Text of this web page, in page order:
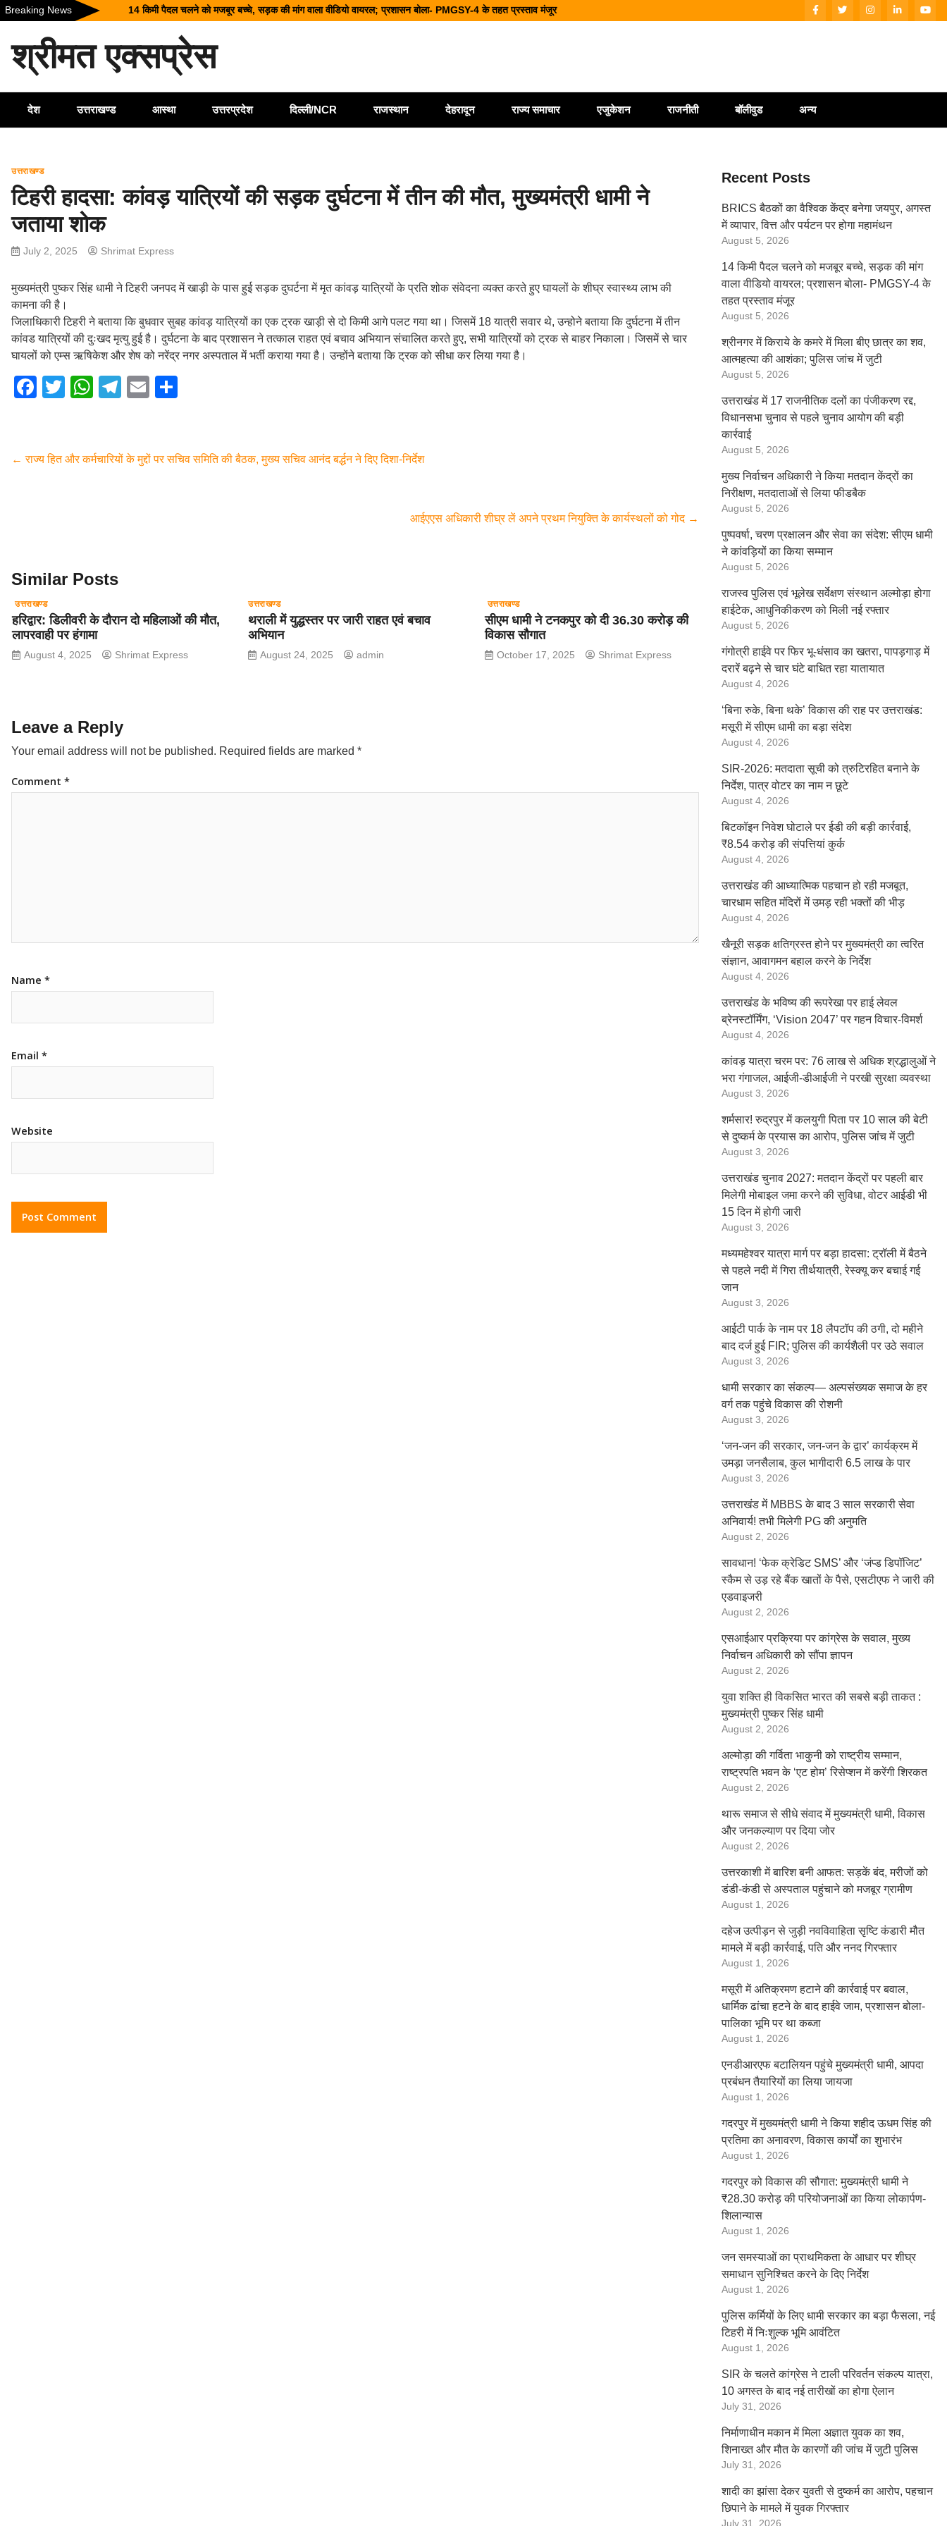
Skip
to
Breaking News
श्रीनगर में किराये के कमरे में मिला बीए छात्र का शव, आत्महत्या की आशंका; पुलिस जांच में जुटी
उत्तराखंड में 17 राजनीतिक दलों का पंजीकरण रद्द, विधानसभा चुनाव से पहले चुनाव आयोग की बड़ी कार्रवाई
मुख्य निर्वाचन अधिकारी ने किया मतदान केंद्रों का निरीक्षण, मतदाताओं से लिया फीडबैक
BRICS बैठकों का वैश्विक केंद्र बनेगा जयपुर, अगस्त में व्यापार, वित्त और पर्यटन पर होगा महामंथन
श्रीमत एक्सप्रेस
देश उत्तराखण्ड आस्था उत्तरप्रदेश दिल्ली/NCR राजस्थान देहरादून राज्य समाचार एजुकेशन राजनीती बॉलीवुड अन्य
उत्तराखण्ड
टिहरी हादसा: कांवड़ यात्रियों की सड़क दुर्घटना में तीन की मौत, मुख्यमंत्री धामी ने
जताया शोक
July 2, 2025 Shrimat Express
मुख्यमंत्री पुष्कर सिंह धामी ने टिहरी जनपद में खाड़ी के पास हुई सड़क दुघर्टना में मृत कांवड़ यात्रियों के प्रति शोक संवेदना व्यक्त करते हुए घायलों के शीघ्र स्वास्थ्य लाभ की
कामना की है।
जिलाधिकारी टिहरी ने बताया कि बुधवार सुबह कांवड़ यात्रियों का एक ट्रक खाड़ी से दो किमी आगे पलट गया था। जिसमें 18 यात्री सवार थे, उन्होने बताया कि दुर्घटना में तीन
कांवड यात्रियों की दुःखद मृत्यु हुई है। दुर्घटना के बाद प्रशासन ने तत्काल राहत एवं बचाव अभियान संचालित करते हुए, सभी यात्रियों को ट्रक से बाहर निकाला। जिसमें से चार
घायलों को एम्स ऋषिकेश और शेष को नरेंद्र नगर अस्पताल में भर्ती कराया गया है। उन्होंने बताया कि ट्रक को सीधा कर लिया गया है।
F
e
T
er
W
s
T
gr
E
e
← राज्य हित और कर्मचारियों के मुद्दों पर सचिव समिति की बैठक, मुख्य सचिव आनंद बर्द्धन ने दिए दिशा-निर्देश
आईएएस अधिकारी शीघ्र लें अपने प्रथम नियुक्ति के कार्यस्थलों को गोद →
Similar Posts
उत्तराखण्ड
हरिद्वार: डिलीवरी के दौरान दो महिलाओं की मौत,
लापरवाही पर हंगामा
August 4, 2025 Shrimat Express
उत्तराखण्ड
थराली में युद्धस्तर पर जारी राहत एवं बचाव
अभियान
August 24, 2025 admin
उत्तराखण्ड
सीएम धामी ने टनकपुर को दी 36.30 करोड़ की
विकास सौगात
October 17, 2025 Shrimat Express
Leave a Reply
Your email address will not be published. Required fields are marked *
Comment *
Name *
Email *
Website
Recent Posts
BRICS बैठकों का वैश्विक केंद्र बनेगा जयपुर, अगस्त
में व्यापार, वित्त और पर्यटन पर होगा महामंथन
August 5, 2026
14 किमी पैदल चलने को मजबूर बच्चे, सड़क की मांग
वाला वीडियो वायरल; प्रशासन बोला- PMGSY-4 के
तहत प्रस्ताव मंजूर
August 5, 2026
श्रीनगर में किराये के कमरे में मिला बीए छात्र का शव,
आत्महत्या की आशंका; पुलिस जांच में जुटी
August 5, 2026
उत्तराखंड में 17 राजनीतिक दलों का पंजीकरण रद्द,
विधानसभा चुनाव से पहले चुनाव आयोग की बड़ी
कार्रवाई
August 5, 2026
मुख्य निर्वाचन अधिकारी ने किया मतदान केंद्रों का
निरीक्षण, मतदाताओं से लिया फीडबैक
August 5, 2026
पुष्पवर्षा, चरण प्रक्षालन और सेवा का संदेश: सीएम धामी
ने कांवड़ियों का किया सम्मान
August 5, 2026
राजस्व पुलिस एवं भूलेख सर्वेक्षण संस्थान अल्मोड़ा होगा
हाईटेक, आधुनिकीकरण को मिली नई रफ्तार
August 5, 2026
गंगोत्री हाईवे पर फिर भू-धंसाव का खतरा, पापड़गाड़ में
दरारें बढ़ने से चार घंटे बाधित रहा यातायात
August 4, 2026
‘बिना रुके, बिना थके’ विकास की राह पर उत्तराखंड:
मसूरी में सीएम धामी का बड़ा संदेश
August 4, 2026
SIR-2026: मतदाता सूची को त्रुटिरहित बनाने के
निर्देश, पात्र वोटर का नाम न छूटे
August 4, 2026
बिटकॉइन निवेश घोटाले पर ईडी की बड़ी कार्रवाई,
₹8.54 करोड़ की संपत्तियां कुर्क
August 4, 2026
उत्तराखंड की आध्यात्मिक पहचान हो रही मजबूत,
चारधाम सहित मंदिरों में उमड़ रही भक्तों की भीड़
August 4, 2026
खैनूरी सड़क क्षतिग्रस्त होने पर मुख्यमंत्री का त्वरित
संज्ञान, आवागमन बहाल करने के निर्देश
August 4, 2026
उत्तराखंड के भविष्य की रूपरेखा पर हाई लेवल
ब्रेनस्टॉर्मिंग, ‘Vision 2047’ पर गहन विचार-विमर्श
August 4, 2026
कांवड़ यात्रा चरम पर: 76 लाख से अधिक श्रद्धालुओं ने
भरा गंगाजल, आईजी-डीआईजी ने परखी सुरक्षा व्यवस्था
August 3, 2026
शर्मसार! रुद्रपुर में कलयुगी पिता पर 10 साल की बेटी
से दुष्कर्म के प्रयास का आरोप, पुलिस जांच में जुटी
August 3, 2026
उत्तराखंड चुनाव 2027: मतदान केंद्रों पर पहली बार
मिलेगी मोबाइल जमा करने की सुविधा, वोटर आईडी भी
15 दिन में होगी जारी
August 3, 2026
मध्यमहेश्वर यात्रा मार्ग पर बड़ा हादसा: ट्रॉली में बैठने
से पहले नदी में गिरा तीर्थयात्री, रेस्क्यू कर बचाई गई
जान
August 3, 2026
आईटी पार्क के नाम पर 18 लैपटॉप की ठगी, दो महीने
बाद दर्ज हुई FIR; पुलिस की कार्यशैली पर उठे सवाल
August 3, 2026
धामी सरकार का संकल्प— अल्पसंख्यक समाज के हर
वर्ग तक पहुंचे विकास की रोशनी
August 3, 2026
‘जन-जन की सरकार, जन-जन के द्वार’ कार्यक्रम में
उमड़ा जनसैलाब, कुल भागीदारी 6.5 लाख के पार
August 3, 2026
उत्तराखंड में MBBS के बाद 3 साल सरकारी सेवा
अनिवार्य! तभी मिलेगी PG की अनुमति
August 2, 2026
सावधान! ‘फेक क्रेडिट SMS’ और ‘जंप्ड डिपॉजिट’
स्कैम से उड़ रहे बैंक खातों के पैसे, एसटीएफ ने जारी की
एडवाइजरी
August 2, 2026
एसआईआर प्रक्रिया पर कांग्रेस के सवाल, मुख्य
निर्वाचन अधिकारी को सौंपा ज्ञापन
August 2, 2026
युवा शक्ति ही विकसित भारत की सबसे बड़ी ताकत :
मुख्यमंत्री पुष्कर सिंह धामी
August 2, 2026
अल्मोड़ा की गर्विता भाकुनी को राष्ट्रीय सम्मान,
राष्ट्रपति भवन के ‘एट होम’ रिसेप्शन में करेंगी शिरकत
August 2, 2026
थारू समाज से सीधे संवाद में मुख्यमंत्री धामी, विकास
और जनकल्याण पर दिया जोर
August 2, 2026
उत्तरकाशी में बारिश बनी आफत: सड़कें बंद, मरीजों को
डंडी-कंडी से अस्पताल पहुंचाने को मजबूर ग्रामीण
August 1, 2026
दहेज उत्पीड़न से जुड़ी नवविवाहिता सृष्टि कंडारी मौत
मामले में बड़ी कार्रवाई, पति और ननद गिरफ्तार
August 1, 2026
मसूरी में अतिक्रमण हटाने की कार्रवाई पर बवाल,
धार्मिक ढांचा हटने के बाद हाईवे जाम, प्रशासन बोला-
पालिका भूमि पर था कब्जा
August 1, 2026
एनडीआरएफ बटालियन पहुंचे मुख्यमंत्री धामी, आपदा
प्रबंधन तैयारियों का लिया जायजा
August 1, 2026
गदरपुर में मुख्यमंत्री धामी ने किया शहीद ऊधम सिंह की
प्रतिमा का अनावरण, विकास कार्यों का शुभारंभ
August 1, 2026
गदरपुर को विकास की सौगात: मुख्यमंत्री धामी ने
₹28.30 करोड़ की परियोजनाओं का किया लोकार्पण-
शिलान्यास
August 1, 2026
जन समस्याओं का प्राथमिकता के आधार पर शीघ्र
समाधान सुनिश्चित करने के दिए निर्देश
August 1, 2026
पुलिस कर्मियों के लिए धामी सरकार का बड़ा फैसला, नई
टिहरी में निःशुल्क भूमि आवंटित
August 1, 2026
SIR के चलते कांग्रेस ने टाली परिवर्तन संकल्प यात्रा,
10 अगस्त के बाद नई तारीखों का होगा ऐलान
July 31, 2026
निर्माणाधीन मकान में मिला अज्ञात युवक का शव,
शिनाख्त और मौत के कारणों की जांच में जुटी पुलिस
July 31, 2026
शादी का झांसा देकर युवती से दुष्कर्म का आरोप, पहचान
छिपाने के मामले में युवक गिरफ्तार
July 31, 2026